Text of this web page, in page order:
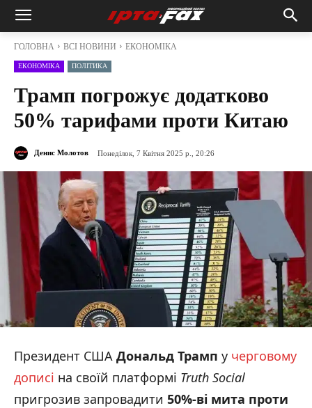
ГОЛОВНА ВСІ НОВИНИ ЕКОНОМІКА
ЕКОНОМІКА ПОЛІТИКА
Трамп погрожує додатково
50% тарифами проти Китаю
Денис Молотов Понеділок, 7 Квітня 2025 р., 20:26
Президент США Дональд Трамп у черговому
дописі на своїй платформі Truth Social
пригрозив запровадити 50%-ві мита проти